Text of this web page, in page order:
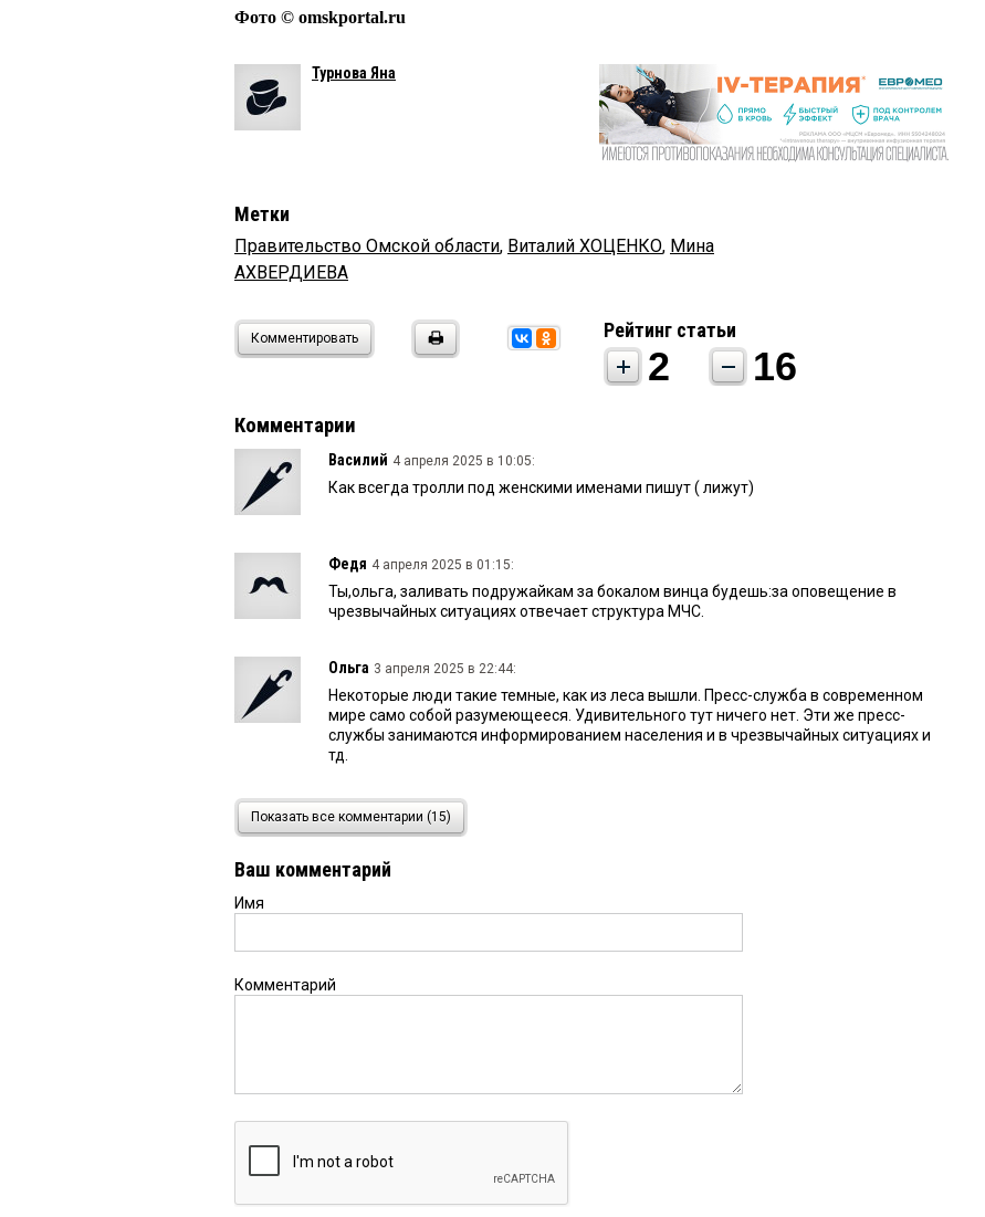
Фото © omskportal.ru
Турнова Яна
Метки
Правительство Омской области, Виталий ХОЦЕНКО, Мина
АХВЕРДИЕВА
Комментировать Рейтинг статьи
2 16
Комментарии
Василий 4 апреля 2025 в 10:05:
Как всегда тролли под женскими именами пишут ( лижут)
Федя 4 апреля 2025 в 01:15:
Ты,ольга, заливать подружайкам за бокалом винца будешь:за оповещение в
чрезвычайных ситуациях отвечает структура МЧС.
Ольга 3 апреля 2025 в 22:44:
Некоторые люди такие темные, как из леса вышли. Пресс-служба в современном
мире само собой разумеющееся. Удивительного тут ничего нет. Эти же пресс-
службы занимаются информированием населения и в чрезвычайных ситуациях и
тд.
Карина 3 апреля 2025 в 21:34:
У каждого губернатора есть пресс-служба, в принципе в правительстве она есть
всегда, как без этого?
Алексей 3 апреля 2025 в 21:32:
интернетах поливать, что ниче не делает. и так-то достается
Пресс-служба это обычная структура которая есть у любого региона, так и должно
Показать все комментарии (15)
Ваш комментарий
Имя
Комментарий